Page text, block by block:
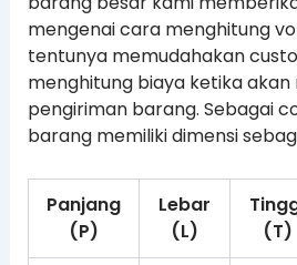
mengenai cara menghitung
tentunya memudahakan
menghitung biaya ketika akan
pengiriman barang. Sebagai
barang memiliki dimensi
Panjang
(P)
Lebar
(L)
(T)